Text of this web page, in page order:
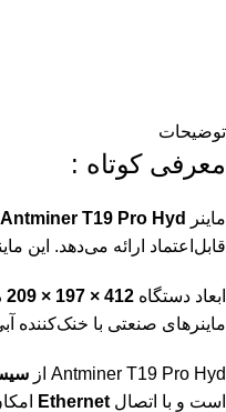
توضیحات
معرفی کوتاه :
ماینر T19 Pro Hyd
قابل‌اعتماد ارائه می‌دهد. این
ابعاد دستگاه 412 × 197 × 209 میلی‌متر
ماینرهای صنعتی با
Antminer T19 Pro Hyd از
است و با اتصال Ethernet